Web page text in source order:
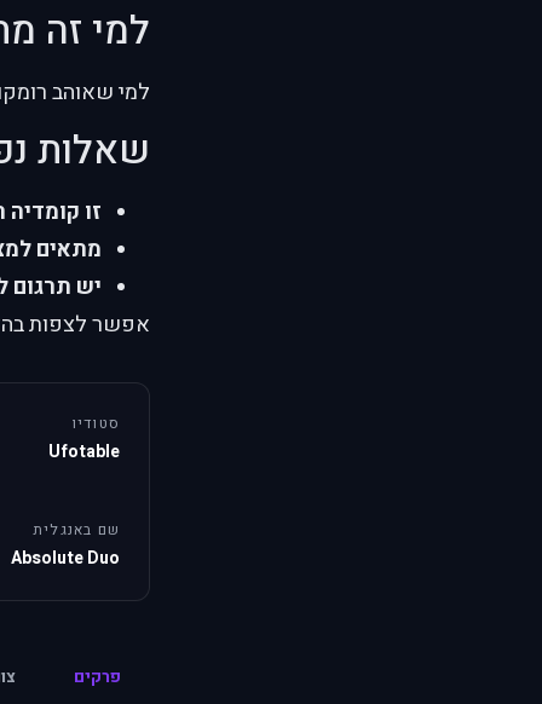
למי זה
למי שאוהב
שאלות
זו קומדיה
מתאים
יש תרגום
אפשר לצפות
סטודיו
Ufotable
שם באנגלית
Absolute Duo
פרקים